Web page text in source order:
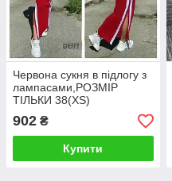
Червона сукня в підлогу з
лампасами,РОЗМІР
ТІЛЬКИ 38(XS)
902 ₴
Купити